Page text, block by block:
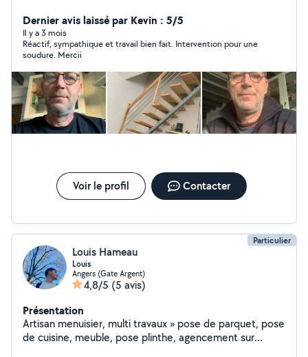
Dernier avis laissé par Kevin : 5/5
Il y a 3 mois
Réactif, sympathique et travail bien fait. Intervention pour une
soudure. Mercii
Voir le profil Contacter
Particulier
Louis Hameau
Louis
Angers (Gate Argent)
4,8/5 (5 avis)
Présentation
Artisan menuisier, multi travaux » pose de parquet, pose
de cuisine, meuble, pose plinthe, agencement sur